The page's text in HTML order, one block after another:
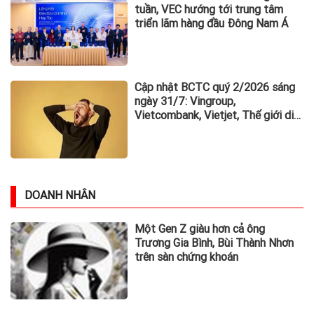
tuần, VEC hướng tới trung tâm
triển lãm hàng đầu Đông Nam Á
Cập nhật BCTC quý 2/2026 sáng
ngày 31/7: Vingroup,
Vietcombank, Vietjet, Thế giới di
DOANH NHÂN
Một Gen Z giàu hơn cả ông
Trương Gia Bình, Bùi Thành Nhơn
trên sàn chứng khoán